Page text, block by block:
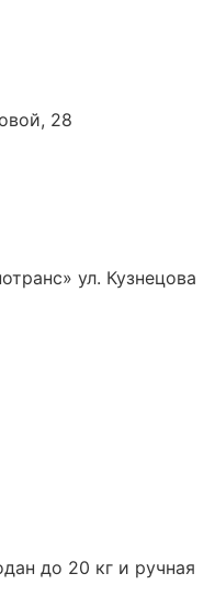
28
ул. Кузнецова
до 20 кг и ручная